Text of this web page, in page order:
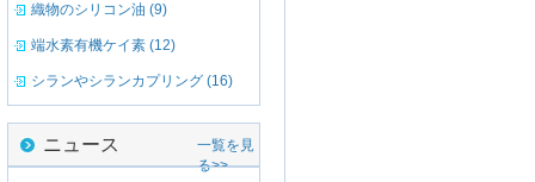
織物のシリコン油 (9)
端水素有機ケイ素 (12)
シランやシランカプリング (16)
ニュース
一覧を見
る>>